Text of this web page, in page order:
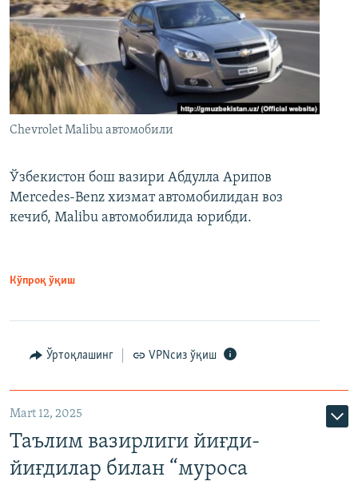
Chevrolet Malibu автомобили
Ўзбекистон бош вазири Абдулла Арипов
Mercedes-Benz хизмат автомобилидан воз
кечиб, Malibu автомобилида юрибди.
Кўпроқ ўқиш
Ўртоқлашинг VPNсиз ўқиш
Mart 12, 2025
Таълим вазирлиги йиғди-
йиғдилар билан “муроса